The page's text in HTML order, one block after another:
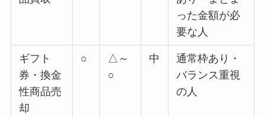
った金額が必
要な人
ギフト
券・換金
性商品売
却
○
△～
○
中
通常枠あり・
バランス重視
の人